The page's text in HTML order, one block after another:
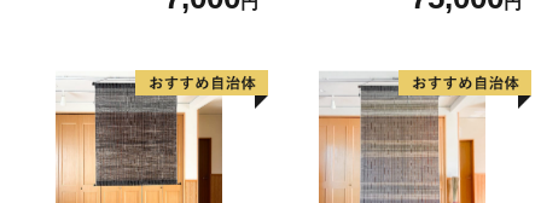
国 武将 小牧山城 墨絵 龍画師
グッズ 愛知県 小牧市 お取り
寄せ 送料無料